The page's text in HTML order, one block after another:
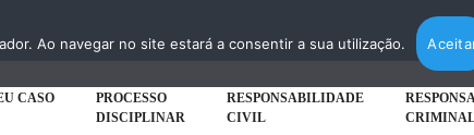
CASO
PROCESSO
DISCIPLINAR
RESPONSABILIDADE
CIVIL
Ao navegar no site estará a consentir a sua utilização.